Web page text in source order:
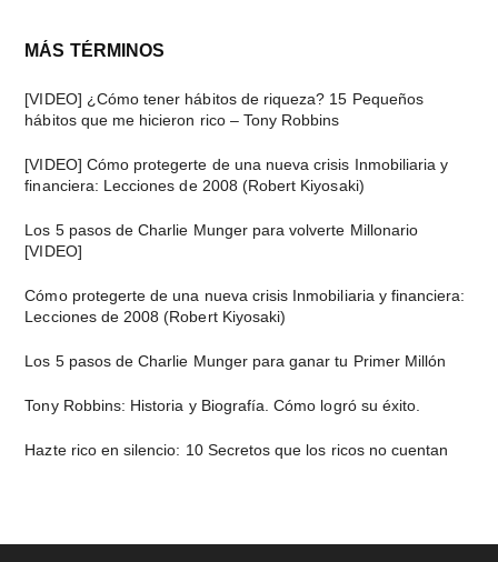
Barra
lateral
principal
MÁS TÉRMINOS
[VIDEO] ¿Cómo tener hábitos de riqueza? 15 Pequeños
hábitos que me hicieron rico – Tony Robbins
[VIDEO] Cómo protegerte de una nueva crisis Inmobiliaria y
financiera: Lecciones de 2008 (Robert Kiyosaki)
Los 5 pasos de Charlie Munger para volverte Millonario
[VIDEO]
Cómo protegerte de una nueva crisis Inmobiliaria y financiera:
Lecciones de 2008 (Robert Kiyosaki)
Los 5 pasos de Charlie Munger para ganar tu Primer Millón
Tony Robbins: Historia y Biografía. Cómo logró su éxito.
Hazte rico en silencio: 10 Secretos que los ricos no cuentan